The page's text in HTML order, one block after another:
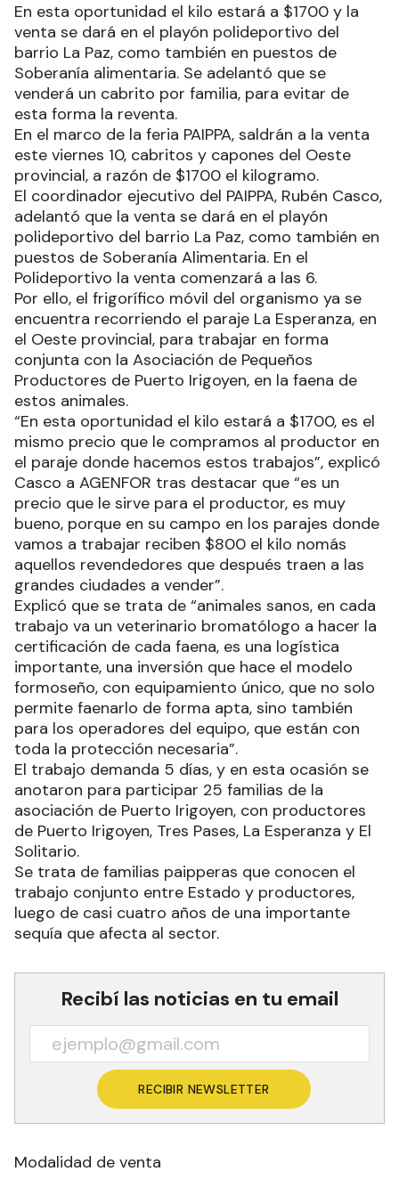
En esta oportunidad el kilo estará a $1700 y la
venta se dará en el playón polideportivo del
barrio La Paz, como también en puestos de
Soberanía alimentaria. Se adelantó que se
venderá un cabrito por familia, para evitar de
esta forma la reventa.
En el marco de la feria PAIPPA, saldrán a la venta
este viernes 10, cabritos y capones del Oeste
provincial, a razón de $1700 el kilogramo.
El coordinador ejecutivo del PAIPPA, Rubén Casco,
adelantó que la venta se dará en el playón
polideportivo del barrio La Paz, como también en
puestos de Soberanía Alimentaria. En el
Polideportivo la venta comenzará a las 6.
Por ello, el frigorífico móvil del organismo ya se
encuentra recorriendo el paraje La Esperanza, en
el Oeste provincial, para trabajar en forma
conjunta con la Asociación de Pequeños
Productores de Puerto Irigoyen, en la faena de
estos animales.
“En esta oportunidad el kilo estará a $1700, es el
mismo precio que le compramos al productor en
el paraje donde hacemos estos trabajos”, explicó
Casco a AGENFOR tras destacar que “es un
precio que le sirve para el productor, es muy
bueno, porque en su campo en los parajes donde
vamos a trabajar reciben $800 el kilo nomás
aquellos revendedores que después traen a las
grandes ciudades a vender”.
Explicó que se trata de “animales sanos, en cada
trabajo va un veterinario bromatólogo a hacer la
certificación de cada faena, es una logística
importante, una inversión que hace el modelo
formoseño, con equipamiento único, que no solo
permite faenarlo de forma apta, sino también
para los operadores del equipo, que están con
toda la protección necesaria”.
El trabajo demanda 5 días, y en esta ocasión se
anotaron para participar 25 familias de la
asociación de Puerto Irigoyen, con productores
de Puerto Irigoyen, Tres Pases, La Esperanza y El
Solitario.
Se trata de familias paipperas que conocen el
trabajo conjunto entre Estado y productores,
luego de casi cuatro años de una importante
sequía que afecta al sector.
Recibí las noticias en tu email
RECIBIR NEWSLETTER
Modalidad de venta